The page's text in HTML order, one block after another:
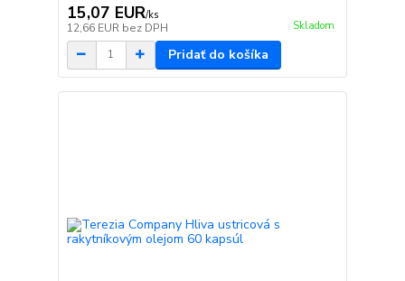
15,07 EUR/ks
12,66 EUR bez DPH Skladom
Pridať do košíka